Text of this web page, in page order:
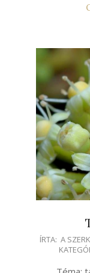
2021-
ÍRTA: A